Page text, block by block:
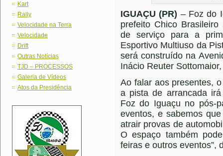
Kart
Rally
Velocidade na Terra
Velocidade
Drift
Outras Notícias
TJD – PROCESSOS
Galeria de Vídeos
Atos da Presidência
IGUAÇU (PR) – Foz do
prefeito Chico
de serviço para a
Esportivo Multiuso da
será construído na
Inácio Reuter
Ao falar aos presentes,
a pista de arrancada
Foz do Iguaçu no pós-
eventos, e sabemos
atrair provas de
O espaço também
feiras e outros eventos”,